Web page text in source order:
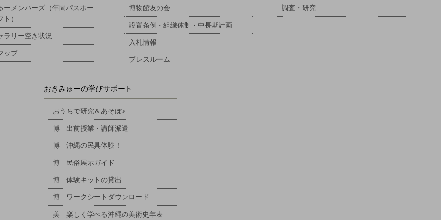
ーメンバーズ（年間パスポー
ト）
ラリー空き状況
ップ
博物館友の会
設置条例・組織体制・中長期計画
入札情報
プレスルーム
調査・研究
おきみゅーの学びサポート
おうちで研究＆あそぼ♪
博｜出前授業・講師派遣
博｜沖縄の民具体験！
博｜民俗展示ガイド
博｜体験キットの貸出
博｜ワークシートダウンロード
美｜楽しく学べる沖縄の美術史年表